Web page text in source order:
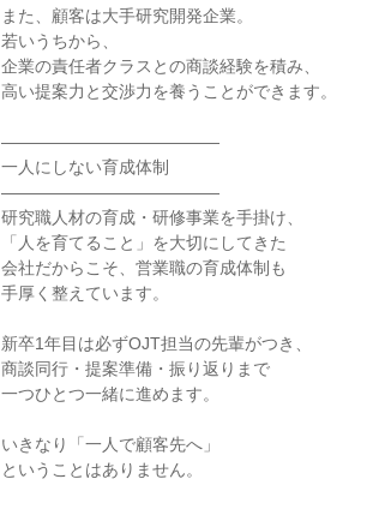
また、顧客は大手研究開発企業。
若いうちから、
企業の責任者クラスとの商談経験を積み、
高い提案力と交渉力を養うことができます。
―――――――――――――
一人にしない育成体制
―――――――――――――
研究職人材の育成・研修事業を手掛け、
「人を育てること」を大切にしてきた
会社だからこそ、営業職の育成体制も
手厚く整えています。
新卒1年目は必ずOJT担当の先輩がつき、
商談同行・提案準備・振り返りまで
一つひとつ一緒に進めます。
いきなり「一人で顧客先へ」
ということはありません。